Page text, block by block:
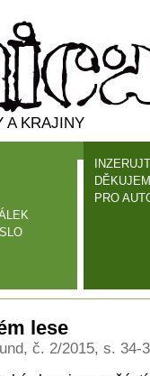
A KRAJINY
PRO
lese
č. 2/2015, s. 34-